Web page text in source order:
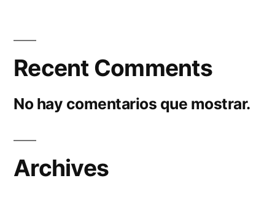
Recent Comments
No hay comentarios que mostrar.
Archives